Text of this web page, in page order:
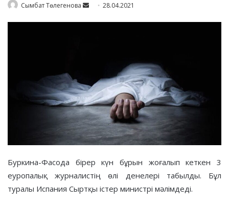
Сымбат Төлегенова
Send 28.04.2021
Буркина-Фасода бірер күн бұрын жоғалып кеткен 3
еуропалық журналистің өлі денелері табылды. Бұл
туралы Испания Сыртқы істер министрі мәлімдеді.